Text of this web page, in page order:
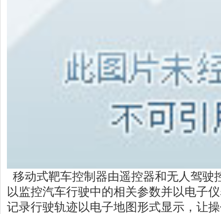
移动式靶车控制器由遥控器和无人驾驶
以监控汽车行驶中的相关参数并以电子
记录行驶轨迹以电子地图形式显示，让